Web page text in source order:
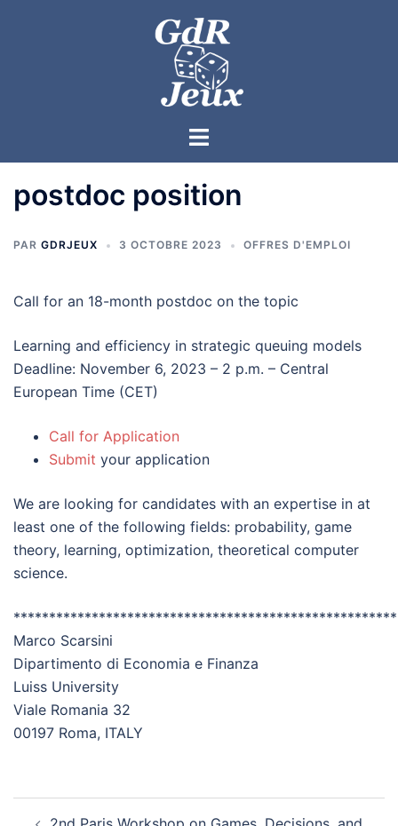
postdoc position
PAR GDRJEUX 3 OCTOBRE 2023 OFFRES D'EMPLOI
Call for an 18-month postdoc on the topic
Learning and efficiency in strategic queuing models
Deadline: November 6, 2023 – 2 p.m. – Central
European Time (CET)
Call for Application
Submit your application
We are looking for candidates with an expertise in at
least one of the following fields: probability, game
theory, learning, optimization, theoretical computer
science.
Marco Scarsini
Dipartimento di Economia e Finanza
Luiss University
Viale Romania 32
00197 Roma, ITALY